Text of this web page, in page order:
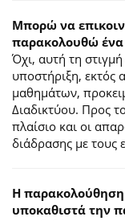
Μπορώ να
παρακολουθώ
Όχι, αυτή τη
υποστήριξη,
μαθημάτων,
Διαδικτύου. Προς
πλαίσιο και οι
διάδρασης με τους
Η
υποκαθιστά την